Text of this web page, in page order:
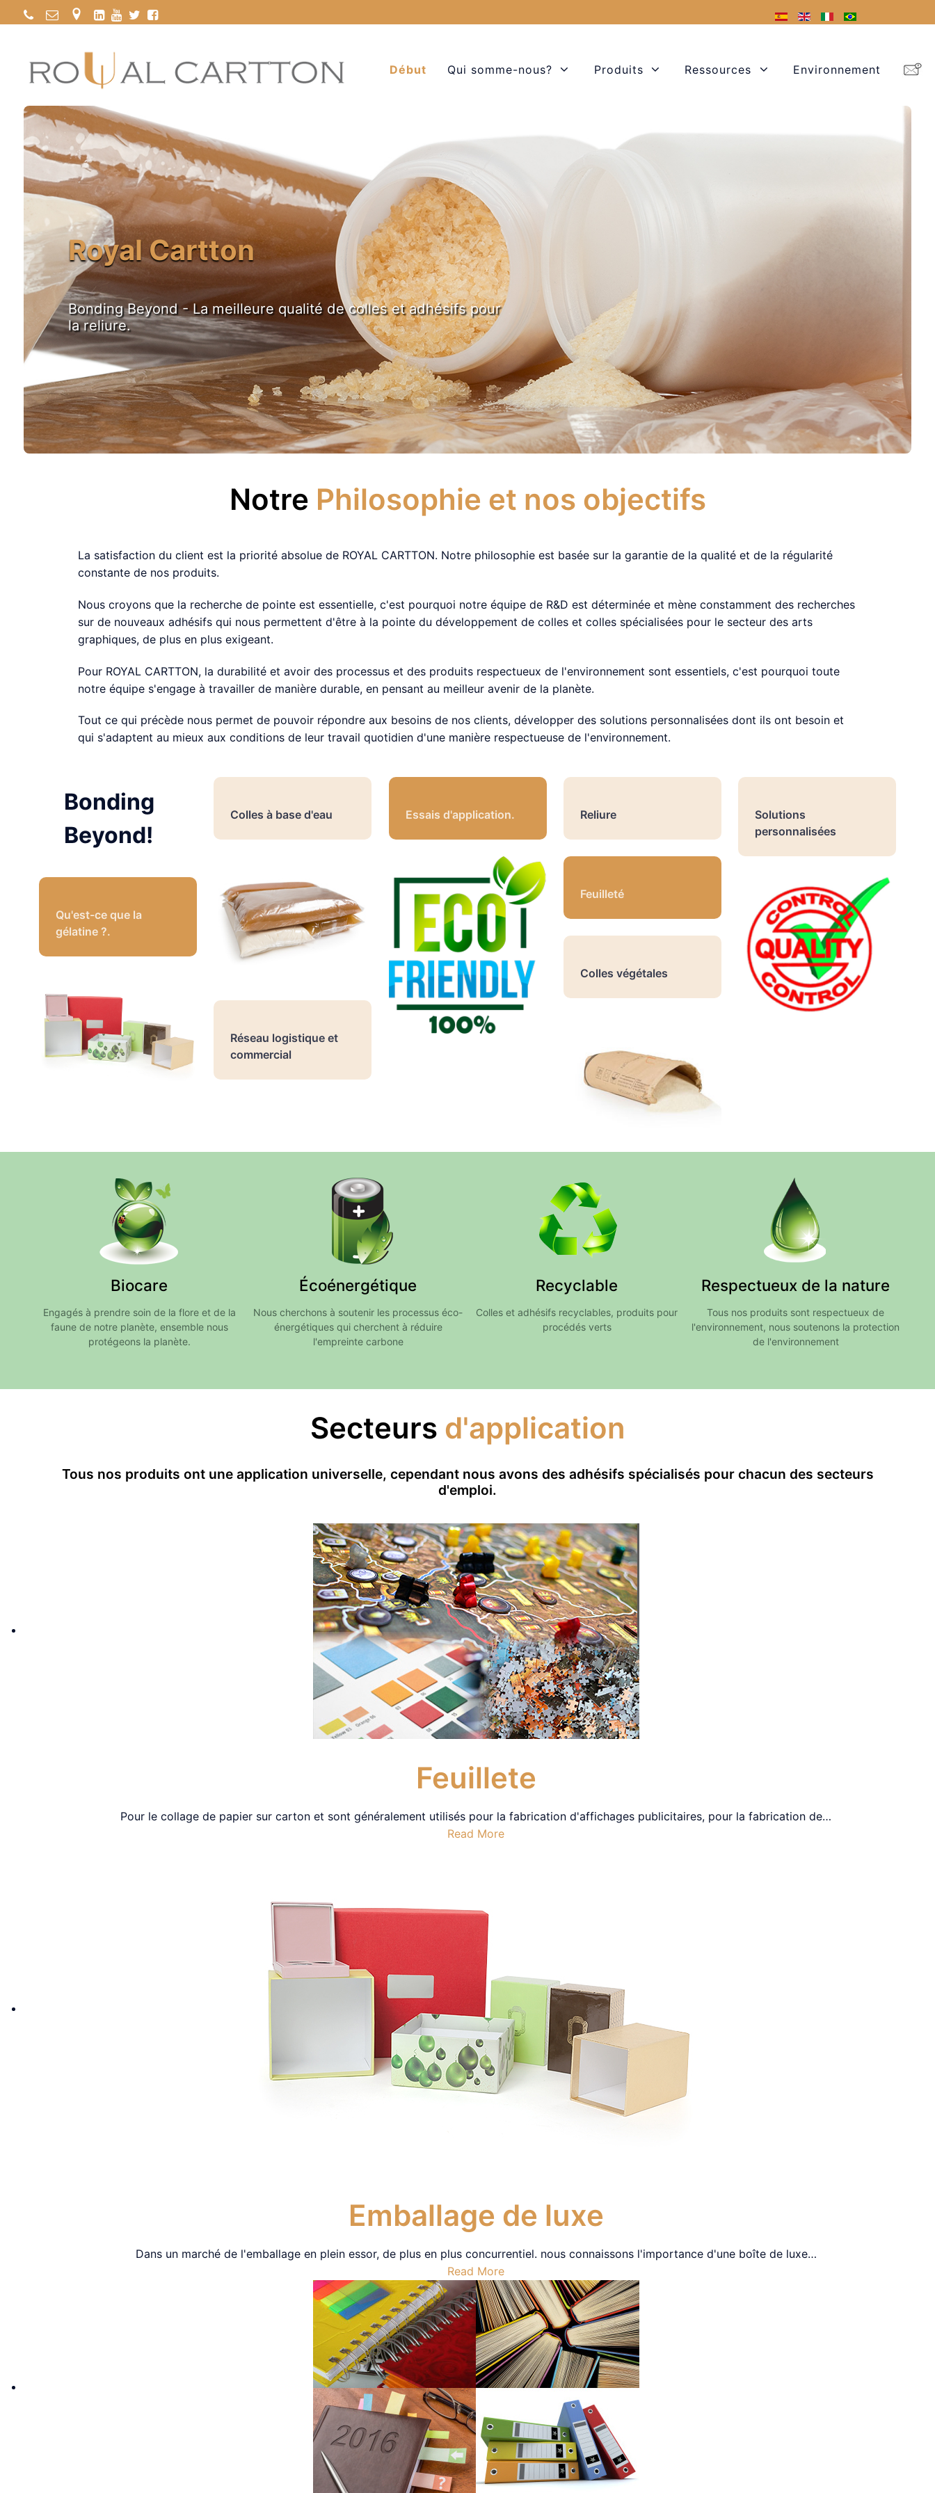
Début Qui somme-nous? Produits Ressources Environnement
Royal Cartton
Bonding Beyond - La meilleure qualité de colles et adhésifs pour
la reliure.
Notre Philosophie et nos objectifs
La satisfaction du client est la priorité absolue de ROYAL CARTTON. Notre philosophie est basée sur la garantie de la qualité et de la régularité
constante de nos produits.
Nous croyons que la recherche de pointe est essentielle, c'est pourquoi notre équipe de R&D est déterminée et mène constamment des recherches
sur de nouveaux adhésifs qui nous permettent d'être à la pointe du développement de colles et colles spécialisées pour le secteur des arts
graphiques, de plus en plus exigeant.
Pour ROYAL CARTTON, la durabilité et avoir des processus et des produits respectueux de l'environnement sont essentiels, c'est pourquoi toute
notre équipe s'engage à travailler de manière durable, en pensant au meilleur avenir de la planète.
Tout ce qui précède nous permet de pouvoir répondre aux besoins de nos clients, développer des solutions personnalisées dont ils ont besoin et
qui s'adaptent au mieux aux conditions de leur travail quotidien d'une manière respectueuse de l'environnement.
Bonding
Beyond!
Colles à base d'eau Essais d'application. Reliure
Solutions
personnalisées
Feuilleté
Qu'est-ce que la
gélatine ?.
Colles végétales
Réseau logistique et
commercial
Biocare
Engagés à prendre soin de la flore et de la
faune de notre planète, ensemble nous
protégeons la planète.
Écoénergétique
Nous cherchons à soutenir les processus éco-
énergétiques qui cherchent à réduire
l'empreinte carbone
Recyclable
Colles et adhésifs recyclables, produits pour
procédés verts
Respectueux de la nature
Tous nos produits sont respectueux de
l'environnement, nous soutenons la protection
de l'environnement
Secteurs d'application
Tous nos produits ont une application universelle, cependant nous avons des adhésifs spécialisés pour chacun des secteurs
d'emploi.
Feuillete
Pour le collage de papier sur carton et sont généralement utilisés pour la fabrication d'affichages publicitaires, pour la fabrication de…
Read More
Emballage de luxe
Dans un marché de l'emballage en plein essor, de plus en plus concurrentiel. nous connaissons l'importance d'une boîte de luxe…
Read More